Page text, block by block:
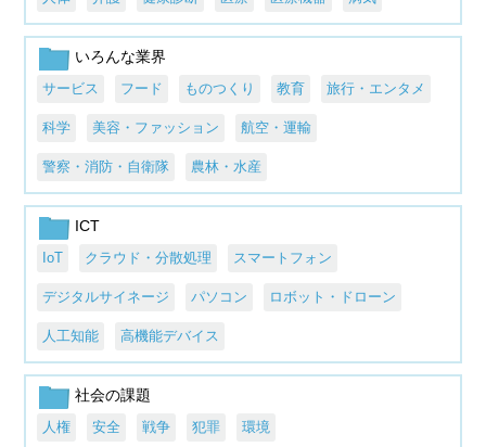
いろんな業界
サービス フード ものつくり 教育 旅行・エンタメ
科学 美容・ファッション 航空・運輸
警察・消防・自衛隊 農林・水産
ICT
IoT クラウド・分散処理 スマートフォン
デジタルサイネージ パソコン ロボット・ドローン
人工知能 高機能デバイス
社会の課題
人権 安全 戦争 犯罪 環境